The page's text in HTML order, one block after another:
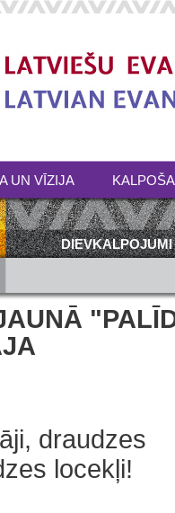
UN VĪZIJA
DIEVKALPOJUMI
draudzes
locekļi!